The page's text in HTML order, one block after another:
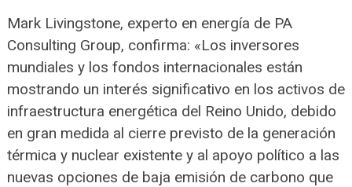
Mark Livingstone, experto en energía de PA
Consulting Group, confirma: «Los inversores
mundiales y los fondos internacionales están
mostrando un interés significativo en los activos de
infraestructura energética del Reino Unido, debido
en gran medida al cierre previsto de la generación
térmica y nuclear existente y al apoyo político a las
nuevas opciones de baja emisión de carbono que